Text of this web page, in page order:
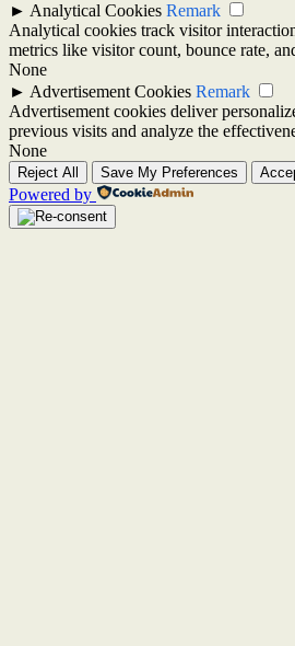
► Analytical Cookies Remark
Analytical cookies track visitor
metrics like visitor count, bounce rate,
None
► Advertisement Cookies Remark
Advertisement cookies deliver
previous visits and analyze the
None
Reject All Save My Preferences
Powered by